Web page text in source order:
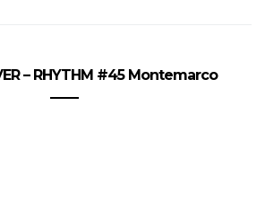
– RHYTHM #45 Montemarco